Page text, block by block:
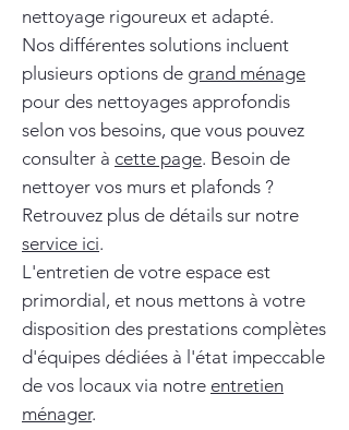
nettoyage rigoureux et adapté.
Nos différentes solutions incluent
plusieurs options de grand ménage
pour des nettoyages approfondis
selon vos besoins, que vous pouvez
consulter à cette page. Besoin de
nettoyer vos murs et plafonds ?
Retrouvez plus de détails sur notre
service ici.
L'entretien de votre espace est
primordial, et nous mettons à votre
disposition des prestations complètes
d'équipes dédiées à l'état impeccable
de vos locaux via notre entretien
ménager.